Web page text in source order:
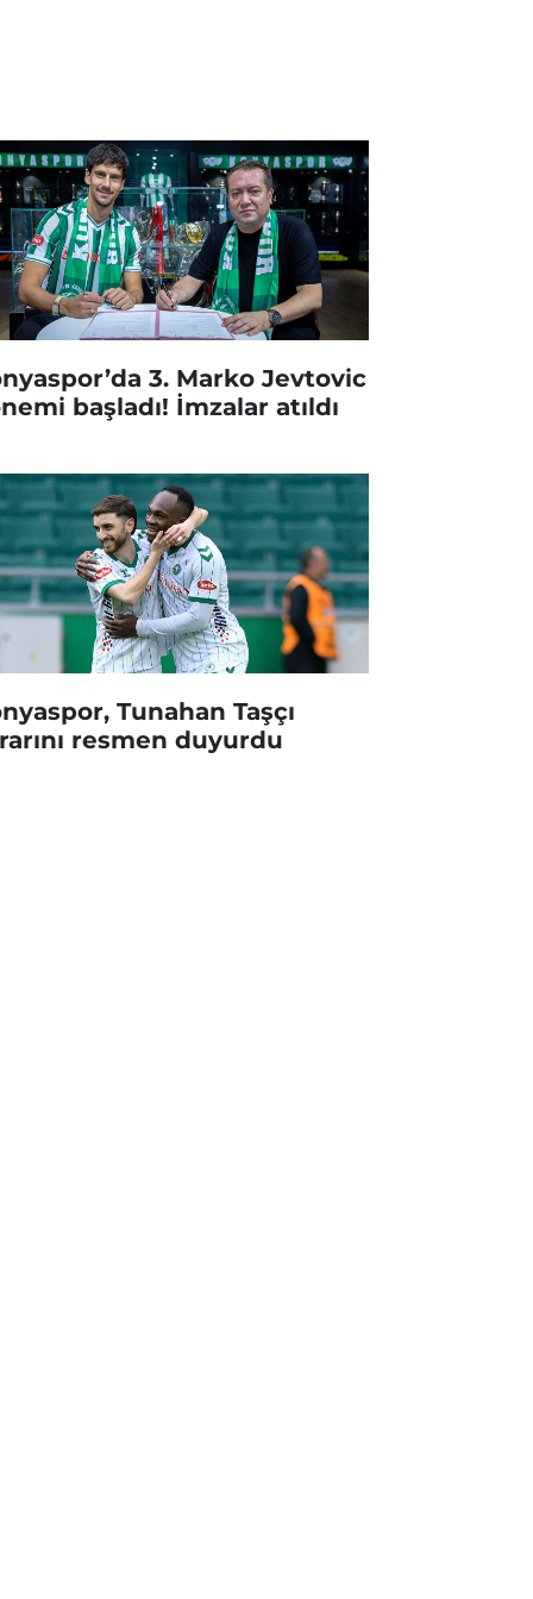
3. Marko Jevtovic
başladı! İmzalar atıldı
Tunahan Taşçı
resmen duyurdu